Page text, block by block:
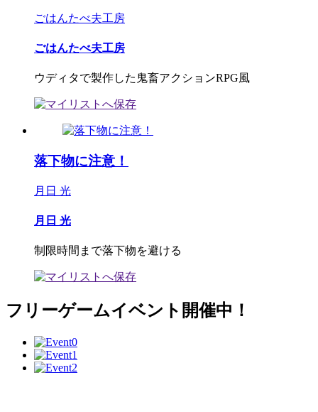
ごはんたべ夫工房
ごはんたべ夫工房
ウディタで製作した鬼畜アクションRPG風
落下物に注意！
月日 光
月日 光
制限時間まで落下物を避ける
フリーゲームイベント開催中！